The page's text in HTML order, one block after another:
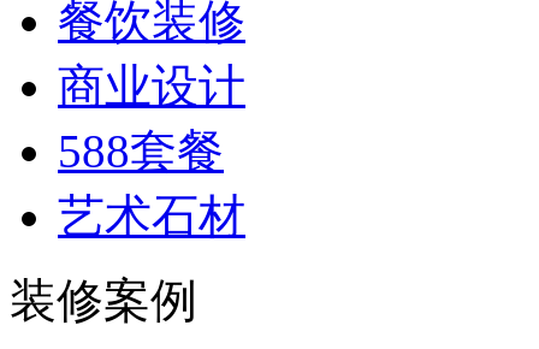
餐饮装修
商业设计
588套餐
艺术石材
装修案例